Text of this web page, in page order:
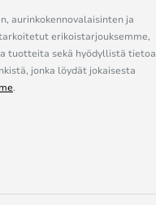
aurinkokennovalaisinten ja
erikoistarjouksemme,
tuotteita sekä hyödyllistä tietoa
jonka löydät jokaisesta
.